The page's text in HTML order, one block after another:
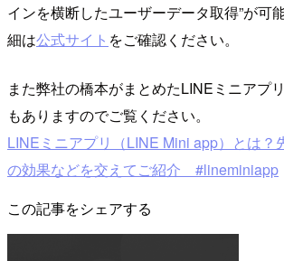
インを横断したユーザーデータ取得”が可
細は公式サイト をご確認ください。
また弊社の橋本がまとめたLINEミニアプ
もありますのでご覧ください。
LINEミニアプリ（LINE Mini app）とは？
の効果などを交えてご紹介 #lineminiapp
この記事をシェアする